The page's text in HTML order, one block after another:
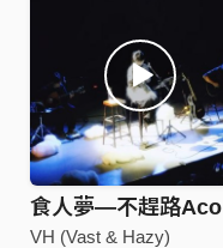
VH (Vast & Hazy)